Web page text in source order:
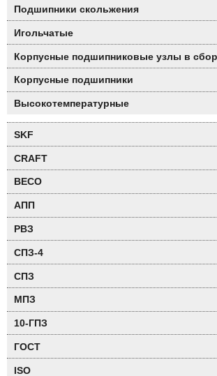
Подшипники скольжения
Игольчатые
Корпусные подшипниковые узлы в
Корпусные подшипники
Высокотемпературные
SKF
CRAFT
BECO
АПП
РВЗ
СПЗ-4
СПЗ
МПЗ
10-ГПЗ
ГОСТ
ISO